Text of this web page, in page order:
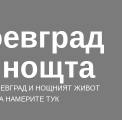
И НОЩНИЯТ ЖИВОТ
НАМЕРИТЕ ТУК